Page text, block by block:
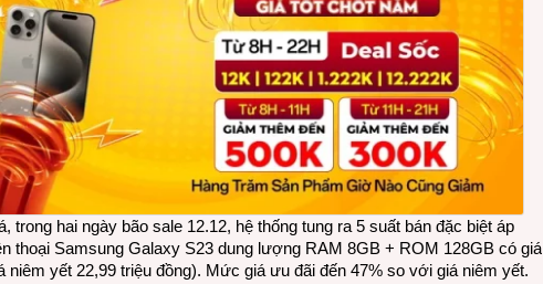
trong hai ngày bão sale 12.12, hệ thống tung ra 5 suất bán đặc biệt áp
thoại Samsung Galaxy S23 dung lượng RAM 8GB + ROM 128GB có giá
niêm yết 22,99 triệu đồng). Mức giá ưu đãi đến 47% so với giá niêm yết.